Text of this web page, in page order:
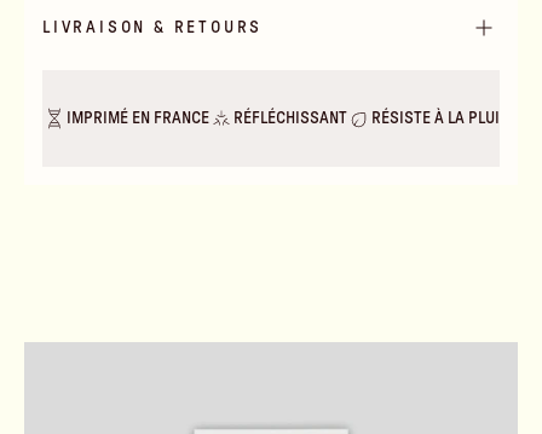
LIVRAISON & RETOURS
IMPRIMÉ EN FRANCE RÉFLÉCHISSANT RÉSISTE À LA PLUIE &